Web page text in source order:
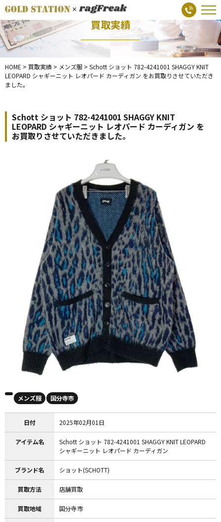
買取実績
HOME > 買取実績 > メンズ服 > Schott ショット 782-4241001 SHAGGY KNIT
LEOPARD シャギーニット レオパード カーディガン をお買取りさせていただき
ました。
Schott ショット 782-4241001 SHAGGY KNIT
LEOPARD シャギーニット レオパード カーディガン を
お買取りさせていただきました。
メンズ服 国分寺市
日付 2025年02月01日
アイテム名
Schott ショット 782-4241001 SHAGGY KNIT LEOPARD
シャギーニット レオパード カーディガン
ブランド名 ショット(SCHOTT)
買取方法 店舗買取
買取地域 国分寺市